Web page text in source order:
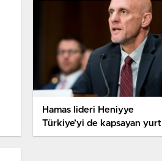
Hamas lideri Heniyye
Türkiye’yi de kapsayan yurt
dışı turuna çıkıyor